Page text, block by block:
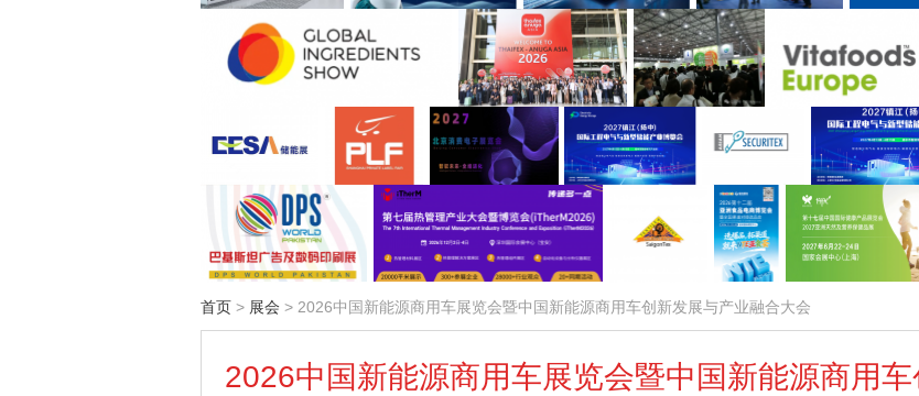
首页 > 展会 > 2026中国新能源商用车展览会暨中国新能源商用车创新发展与产业融合大会
2026中国新能源商用车展览会暨中国新能源商用